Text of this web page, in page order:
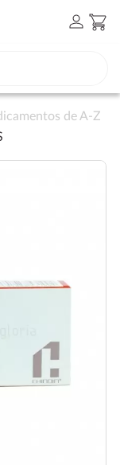
person shopping_cart
de A-Z